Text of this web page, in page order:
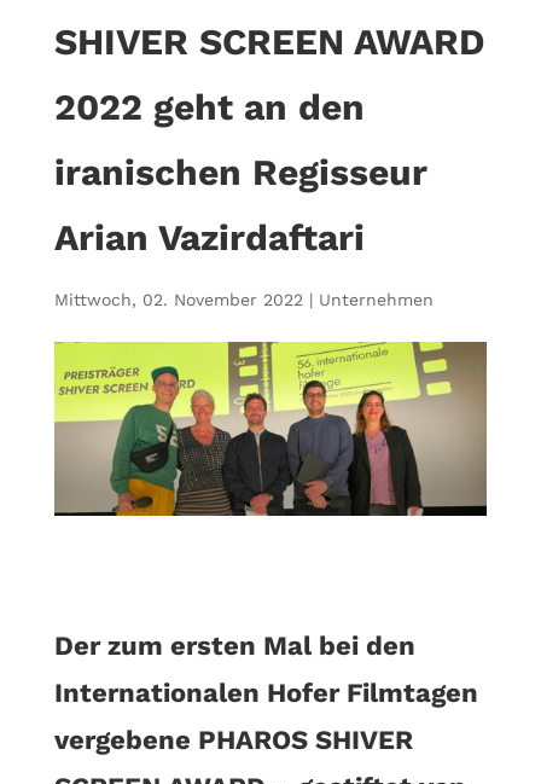
SHIVER SCREEN AWARD
2022 geht an den
iranischen Regisseur
Arian Vazirdaftari
Mittwoch, 02. November 2022 | Unternehmen
Der zum ersten Mal bei den
Internationalen Hofer Filmtagen
vergebene PHAROS SHIVER